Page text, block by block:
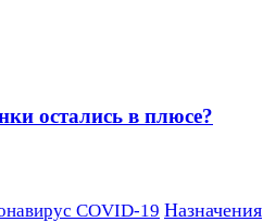
остались в плюсе?
COVID-19 Назначения